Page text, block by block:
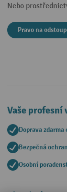
Nebo
Pravo na
Vaše profesní
Doprava zdarma
Bezpečná
Osobní